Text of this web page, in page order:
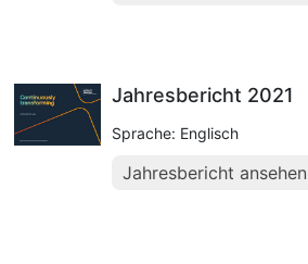
Jahresbericht 2021
Sprache: Englisch
Jahresbericht ansehen